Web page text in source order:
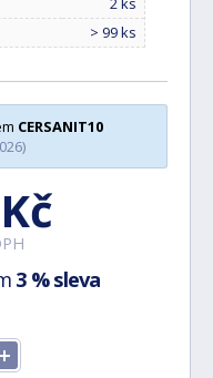
> 99 ks
CERSANIT10
3 % sleva